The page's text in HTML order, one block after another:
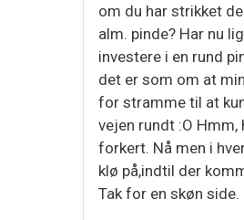
om du har strikket
alm. pinde? Har nu
investere i en rund
det er som om at
for stramme til at
vejen rundt :O
forkert. Nå men i
klø på,indtil der
Tak for en skøn side.